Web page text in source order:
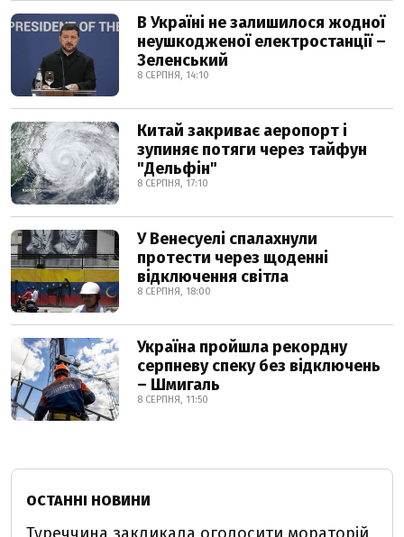
В Україні не залишилося жодної
неушкодженої електростанції –
Зеленський
8 СЕРПНЯ, 14:10
Китай закриває аеропорт і
зупиняє потяги через тайфун
"Дельфін"
8 СЕРПНЯ, 17:10
У Венесуелі спалахнули
протести через щоденні
відключення світла
8 СЕРПНЯ, 18:00
Україна пройшла рекордну
серпневу спеку без відключень
– Шмигаль
8 СЕРПНЯ, 11:50
ОСТАННІ НОВИНИ